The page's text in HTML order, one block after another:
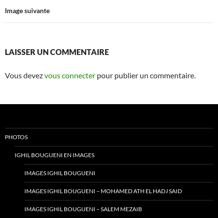
Image suivante
LAISSER UN COMMENTAIRE
Vous devezvous connecter pour publier un commentaire.
PHOTOS
IGHIL BOUGUENI EN IMAGES
IMAGES IGHIL BOUGUENI
IMAGES IGHIL BOUGUENI – MOHAMED ATH EL HADJ SAID
IMAGES IGHIL BOUGUENI – SALEM MEZAIB